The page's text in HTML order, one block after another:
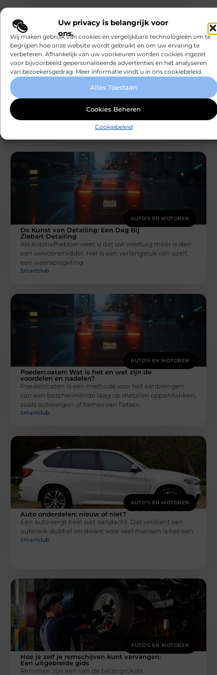
Uw privacy is belangrijk voor
ons.
Wij maken gebruik van cookies en vergelijkbare technologieën om te
begrijpen hoe onze website wordt gebruikt en om uw ervaring te
verbeteren. Afhankelijk van uw voorkeuren worden cookies ingezet
voor bijvoorbeeld gepersonaliseerde advertenties en het analyseren
van bezoekersgedrag. Meer informatie vindt u in ons cookiebeleid.
Alles Toestaan
Cookies Beheren
Cookiebeleid
AUTO'S EN MOTOREN
Hoe vind je de perfecte rijschool Utrecht:
in je leven. Het opent de deuren naar meer vrijheid en
Smartclub
AUTO'S EN MOTOREN
De Kunst van Detailing: Een Dag Bij
Ziebart Detailing
Als autoliefhebber weet u dat uw voertuig méér is dan
een vervoersmiddel. Het is een verlengstuk van uzelf,
een weerspiegeling
Smartclub
AUTO'S EN MOTOREN
Poedercoaten: Wat is het en wat zijn de
voordelen en nadelen?
Poedercoaten is een methode voor het aanbrengen
van een beschermende laag op metalen oppervlakken,
zoals autovelgen of frames van fietsen.
Smartclub
AUTO'S EN MOTOREN
Auto onderdelen: nieuw of niet?
Een auto vergt heel wat aandacht. Dat verdient een
auto ook dubbel en dwars: voor veel mensen is het een
Smartclub
AUTO'S EN MOTOREN
Hoe je zelf je remschijven kunt vervangen:
Een uitgebreide gids
Remmen zijn een van de belangrijkste